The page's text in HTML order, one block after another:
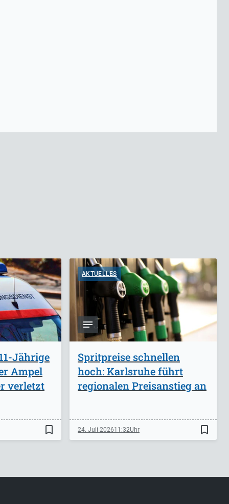
Jährige
Ampel
verletzt
bookmark_border
AKTUELLES
Spritpreise schnellen
hoch: Karlsruhe führt
regionalen Preisanstieg an
24. Juli 202611:32 bookmark_border